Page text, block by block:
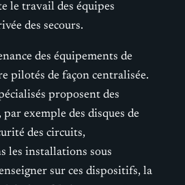
le travail des équipes
des secours.
des équipements de
pilotés de façon centralisée.
proposent des
exemple des disques de
des circuits,
les installations sous
sur ces dispositifs, la